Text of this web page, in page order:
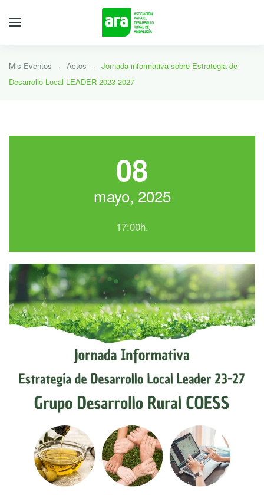
Mis Eventos Actos
Jornada informativa sobre Estrategia de
Desarrollo Local LEADER 2023-2027
08
mayo, 2025
17:00h.